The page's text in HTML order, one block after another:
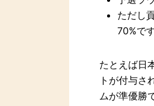
ただし
70%です
たとえば日
トが付与さ
ムが準優勝